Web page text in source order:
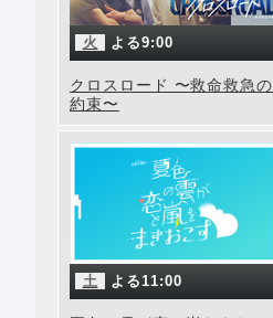
火 よる9:00
クロスロード 〜救命救急の
約束〜
土 よる11:00